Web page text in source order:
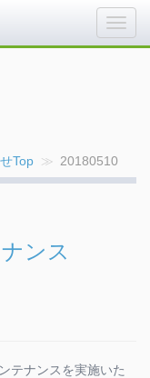
Top 20180510
ンス
テナンスを実施いた